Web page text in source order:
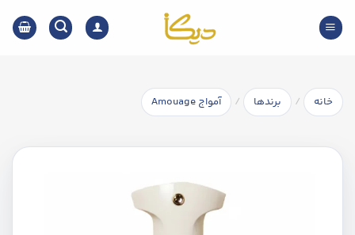
content
خانه / برندها / آمواج Amouage